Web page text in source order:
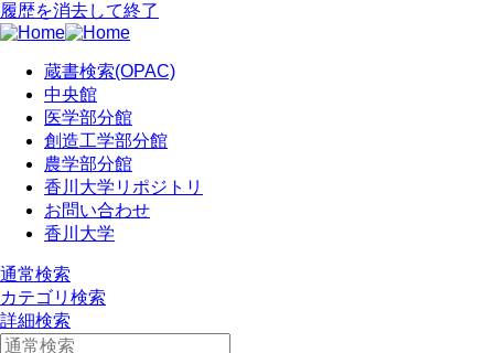
履歴を消去して終了
蔵書検索(OPAC)
中央館
医学部分館
創造工学部分館
農学部分館
香川大学リポジトリ
お問い合わせ
香川大学
通常検索
カテゴリ検索
詳細検索